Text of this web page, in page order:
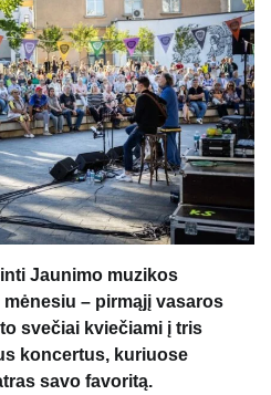
Jaunimo muzikos
– pirmąjį vasaros
svečiai kviečiami į tris
koncertus, kuriuose
savo favoritą.